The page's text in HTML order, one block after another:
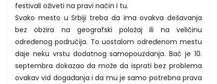
festivali oživeti na pravi način i tu.
Svako mesto u Srbiji treba da ima ovakva dešavanja
bez obzira na geografski položaj ili na veličinu
određenog područija. To uostalom određenom mestu
daje neku vrstu dodatnog samopouzdanja. Bač je 10.
septembra dokazao da može da isprati bez problema
ovakav vid događanja i da mu je samo potrebna prava